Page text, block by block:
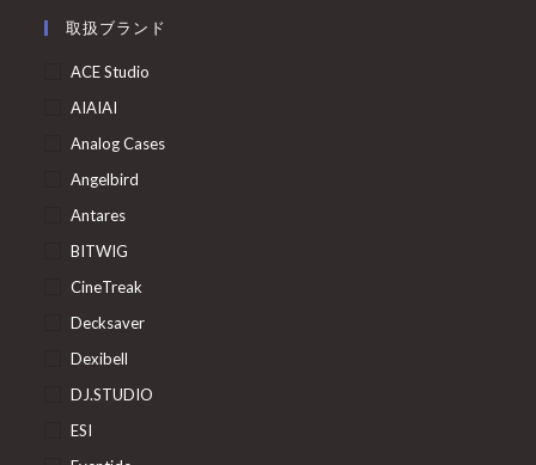
取扱ブランド
ACE Studio
AIAIAI
Analog Cases
Angelbird
Antares
BITWIG
CineTreak
Decksaver
Dexibell
DJ.STUDIO
ESI